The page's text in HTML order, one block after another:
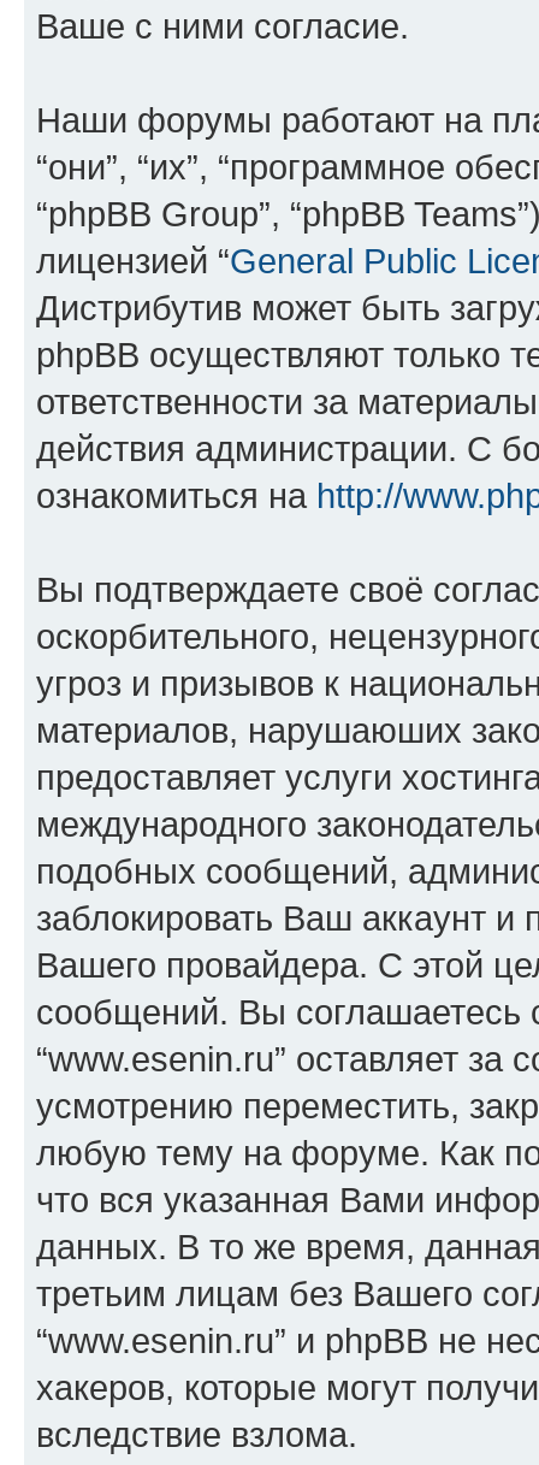
Ваше с ними согласие.
Наши форумы работают на
“они”, “их”, “программное
“phpBB Group”, “phpBB
лицензией “General Public
Дистрибутив может быть
phpBB осуществляют только
ответственности за
действия администрации. С
ознакомиться на http://
Вы подтверждаете своё
оскорбительного,
угроз и призывов к
материалов, нарушаюших
предоставляет услуги
международного
подобных сообщений,
заблокировать Ваш аккаунт и
Вашего провайдера. С этой
сообщений. Вы соглашаетесь
“www.esenin.ru” оставляет
усмотрению переместить,
любую тему на форуме. Как
что вся указанная Вами
данных. В то же время,
третьим лицам без Вашего
“www.esenin.ru” и phpBB не
хакеров, которые могут
вследствие взлома.